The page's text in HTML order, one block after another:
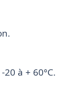
à + 60°C.